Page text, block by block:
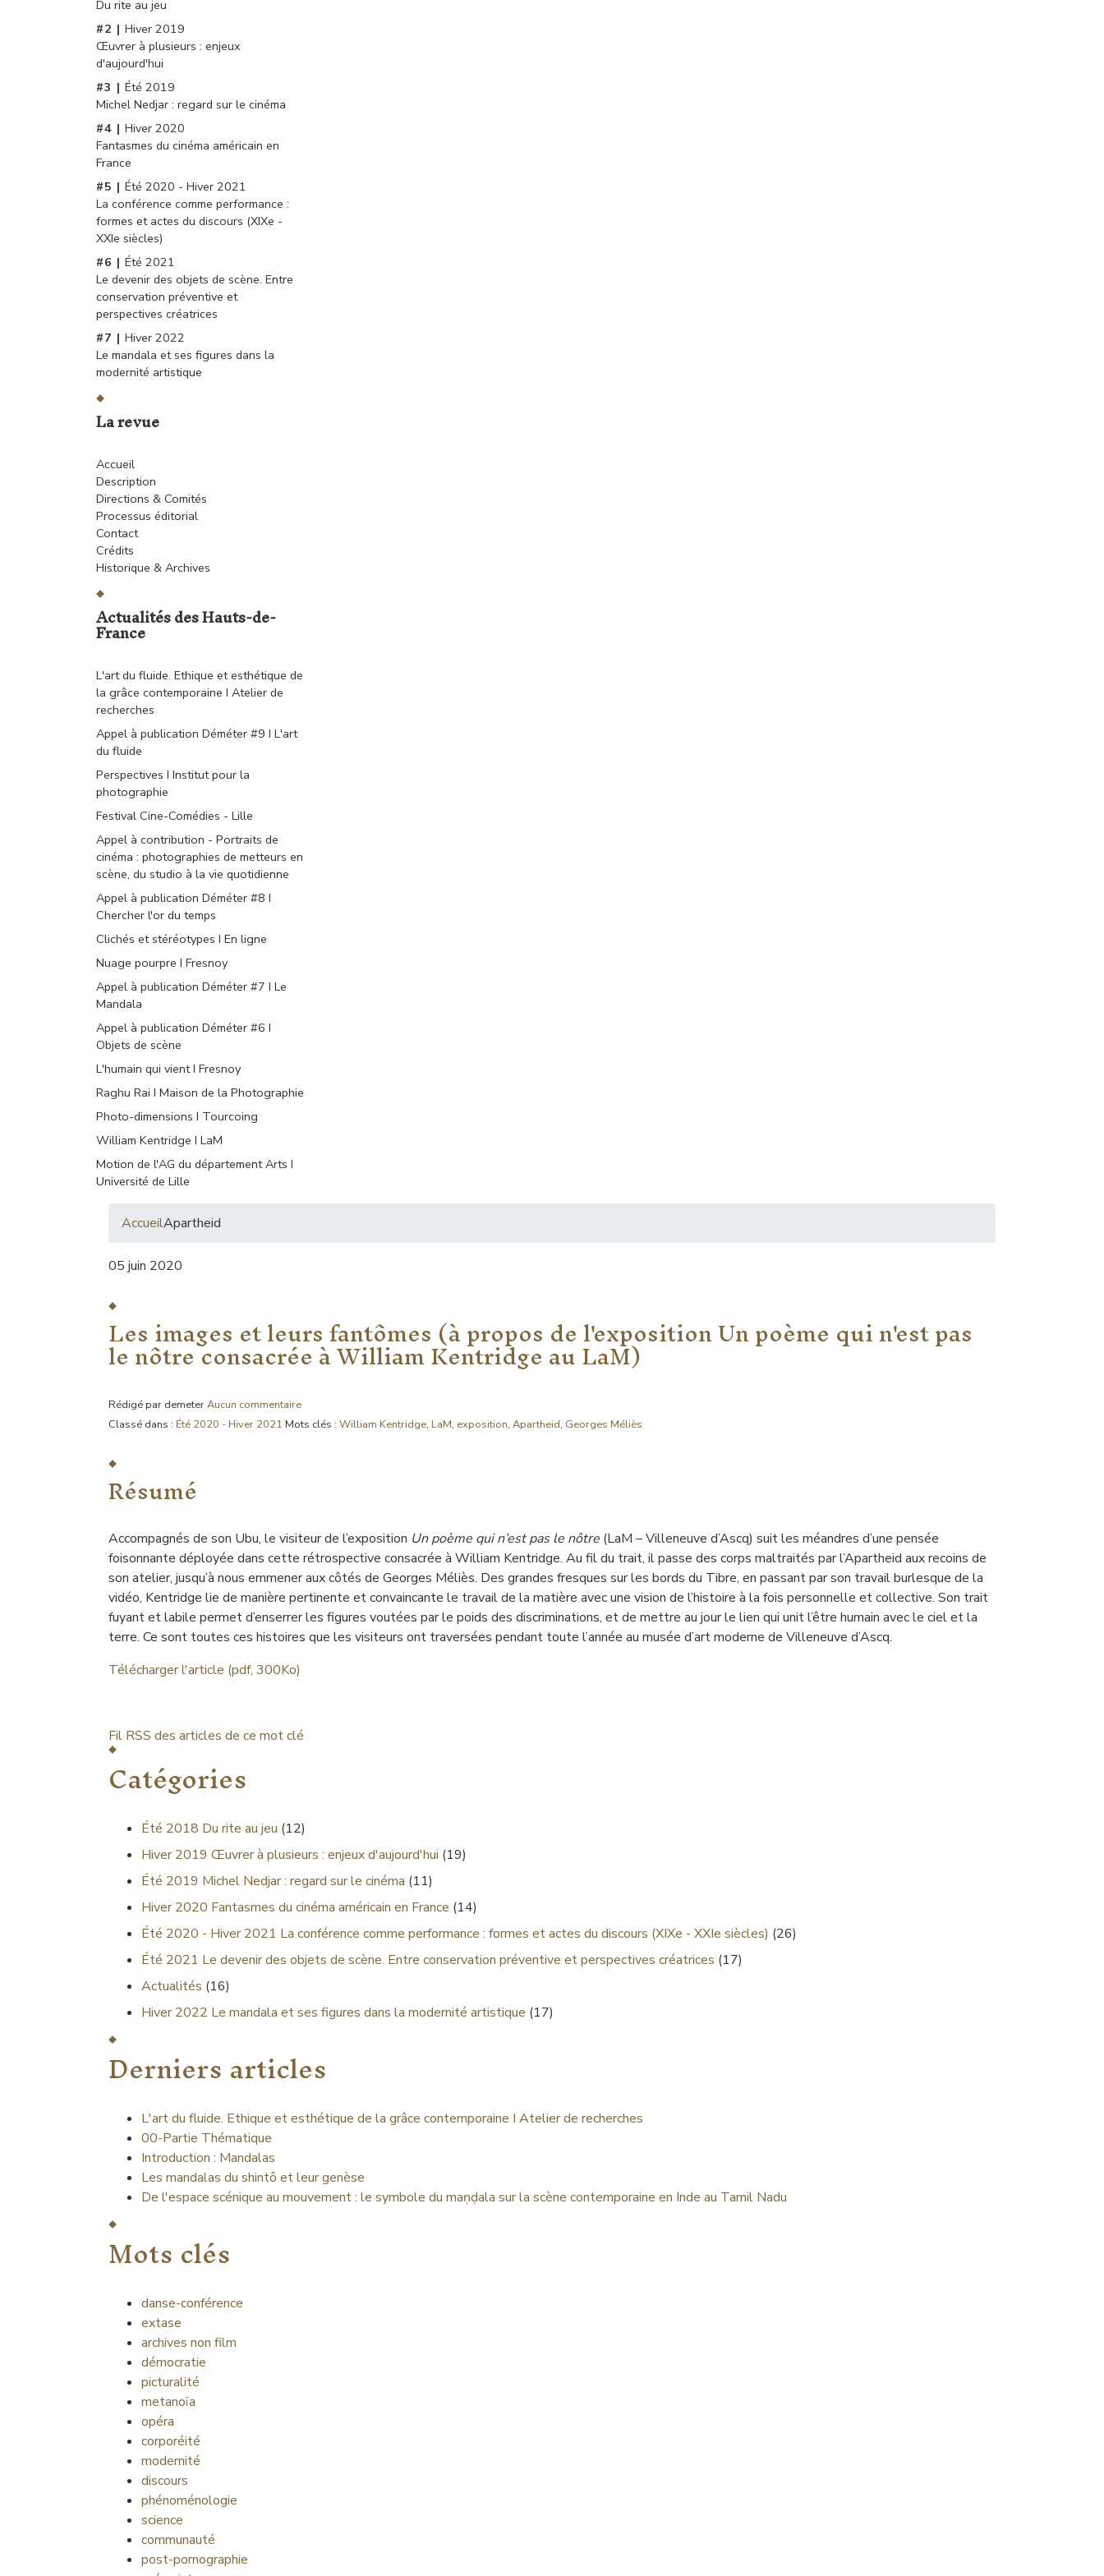
Du rite au jeu
Hiver 2019
Œuvrer à plusieurs : enjeux
d'aujourd'hui
Été 2019
Michel Nedjar : regard sur le cinéma
Hiver 2020
Fantasmes du cinéma américain en
France
Été 2020 - Hiver 2021
La conférence comme performance :
formes et actes du discours (XIXe -
XXIe siècles)
Été 2021
Le devenir des objets de scène. Entre
conservation préventive et
perspectives créatrices
Hiver 2022
Le mandala et ses figures dans la
modernité artistique
La revue
Accueil
Description
Directions & Comités
Processus éditorial
Contact
Crédits
Historique & Archives
Actualités des Hauts-de-
France
L'art du fluide. Ethique et esthétique de
la grâce contemporaine I Atelier de
recherches
Appel à publication Déméter #9 I L'art
du fluide
Perspectives I Institut pour la
photographie
Festival Cine-Comédies - Lille
Appel à contribution - Portraits de
cinéma : photographies de metteurs en
scène, du studio à la vie quotidienne
Appel à publication Déméter #8 I
Chercher l'or du temps
Clichés et stéréotypes I En ligne
Nuage pourpre I Fresnoy
Appel à publication Déméter #7 I Le
Mandala
Appel à publication Déméter #6 I
Objets de scène
L'humain qui vient I Fresnoy
Raghu Rai I Maison de la Photographie
Photo-dimensions I Tourcoing
William Kentridge I LaM
Motion de l'AG du département Arts I
Université de Lille
AccueilApartheid
05 juin 2020
Les images et leurs fantômes (à propos de l'exposition Un poème qui n'est pas
le nôtre consacrée à William Kentridge au LaM)
Rédigé par demeterAucun commentaire
Classé dans : Été 2020 - Hiver 2021 Mots clés : William Kentridge, LaM, exposition, Apartheid, Georges Méliès
Résumé
Accompagnés de son Ubu, le visiteur de l’exposition Un poème qui n’est pas le nôtre (LaM – Villeneuve d’Ascq) suit les méandres d’une pensée
foisonnante déployée dans cette rétrospective consacrée à William Kentridge. Au fil du trait, il passe des corps maltraités par l’Apartheid aux recoins de
son atelier, jusqu’à nous emmener aux côtés de Georges Méliès. Des grandes fresques sur les bords du Tibre, en passant par son travail burlesque de la
vidéo, Kentridge lie de manière pertinente et convaincante le travail de la matière avec une vision de l’histoire à la fois personnelle et collective. Son trait
fuyant et labile permet d’enserrer les figures voutées par le poids des discriminations, et de mettre au jour le lien qui unit l’être humain avec le ciel et la
terre. Ce sont toutes ces histoires que les visiteurs ont traversées pendant toute l’année au musée d’art moderne de Villeneuve d’Ascq.
Télécharger l'article (pdf, 300Ko)
Fil RSS des articles de ce mot clé
Catégories
Été 2018 Du rite au jeu (12)
Hiver 2019 Œuvrer à plusieurs : enjeux d'aujourd'hui (19)
Été 2019 Michel Nedjar : regard sur le cinéma (11)
Hiver 2020 Fantasmes du cinéma américain en France (14)
Été 2020 - Hiver 2021 La conférence comme performance : formes et actes du discours (XIXe - XXIe siècles) (26)
Été 2021 Le devenir des objets de scène. Entre conservation préventive et perspectives créatrices (17)
Actualités (16)
Hiver 2022 Le mandala et ses figures dans la modernité artistique (17)
Derniers articles
L'art du fluide. Ethique et esthétique de la grâce contemporaine I Atelier de recherches
00-Partie Thématique
Introduction : Mandalas
Les mandalas du shintô et leur genèse
De l'espace scénique au mouvement : le symbole du maṇḍala sur la scène contemporaine en Inde au Tamil Nadu
Mots clés
danse-conférence
extase
archives non film
démocratie
picturalité
metanoïa
opéra
corporéité
modernité
discours
phénoménologie
science
communauté
post-pornographie